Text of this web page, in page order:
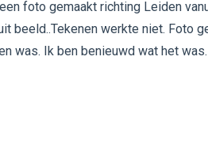
foto gemaakt richting Leiden
beeld..Tekenen werkte niet. Foto
was. Ik ben benieuwd wat het was.